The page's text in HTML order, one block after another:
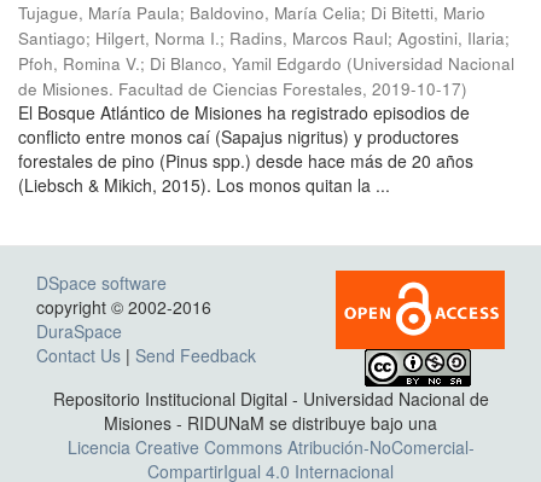
Tujague, María Paula; Baldovino, María Celia; Di Bitetti, Mario
Santiago; Hilgert, Norma I.; Radins, Marcos Raul; Agostini, Ilaria;
Pfoh, Romina V.; Di Blanco, Yamil Edgardo (Universidad Nacional
de Misiones. Facultad de Ciencias Forestales, 2019-10-17)
El Bosque Atlántico de Misiones ha registrado episodios de
conflicto entre monos caí (Sapajus nigritus) y productores
forestales de pino (Pinus spp.) desde hace más de 20 años
(Liebsch & Mikich, 2015). Los monos quitan la ...
DSpace software
copyright © 2002-2016
DuraSpace
Contact Us | Send Feedback
Repositorio Institucional Digital - Universidad Nacional de
Misiones - RIDUNaM se distribuye bajo una
Licencia Creative Commons Atribución-NoComercial-
CompartirIgual 4.0 Internacional